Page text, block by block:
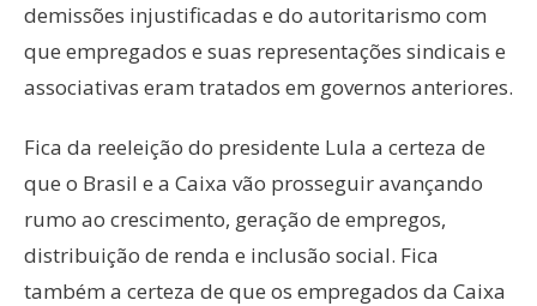
demissões injustificadas e do autoritarismo com
que empregados e suas representações sindicais e
associativas eram tratados em governos anteriores.
Fica da reeleição do presidente Lula a certeza de
que o Brasil e a Caixa vão prosseguir avançando
rumo ao crescimento, geração de empregos,
distribuição de renda e inclusão social. Fica
também a certeza de que os empregados da Caixa